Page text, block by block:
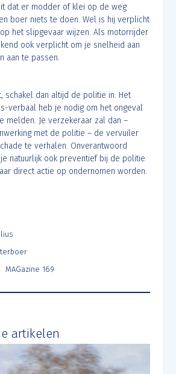
dat er modder of klei op de weg
boer niets te doen. Wel is hij verplicht
het slipgevaar wijzen. Als motorrijder
ook verplicht om je snelheid aan
aan te passen.
schakel dan altijd de politie in. Het
verbaal heb je nodig om het ongeval
melden. Je verzekeraar zal dan –
met de politie – de vervuiler
te verhalen. Onverantwoord
natuurlijk ook preventief bij de politie
direct actie op ondernomen worden.
MAGazine 169
artikelen